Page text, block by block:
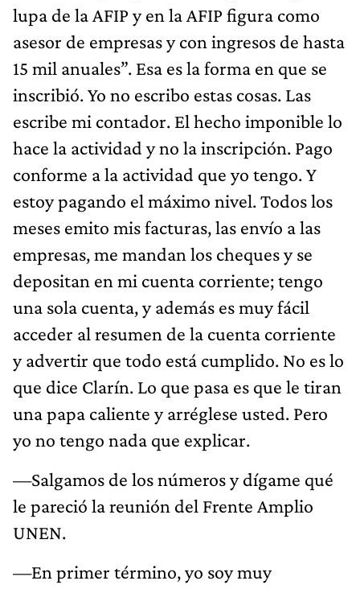
lupa de la AFIP y en la AFIP figura como
asesor de empresas y con ingresos de hasta
15 mil anuales”. Esa es la forma en que se
inscribió. Yo no escribo estas cosas. Las
escribe mi contador. El hecho imponible lo
hace la actividad y no la inscripción. Pago
conforme a la actividad que yo tengo. Y
estoy pagando el máximo nivel. Todos los
meses emito mis facturas, las envío a las
empresas, me mandan los cheques y se
depositan en mi cuenta corriente; tengo
una sola cuenta, y además es muy fácil
acceder al resumen de la cuenta corriente
y advertir que todo está cumplido. No es lo
que dice Clarín. Lo que pasa es que le tiran
una papa caliente y arréglese usted. Pero
yo no tengo nada que explicar.
—Salgamos de los números y dígame qué
le pareció la reunión del Frente Amplio
UNEN.
—En primer término, yo soy muy